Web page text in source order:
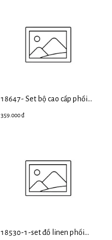
18647- Set bộ cao cấp phối
359.000 ₫
18530-1-set đồ linen phối